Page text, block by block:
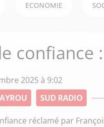
ECONOMIE
confiance
2025 à 9:02
SUD RADIO
réclamé par